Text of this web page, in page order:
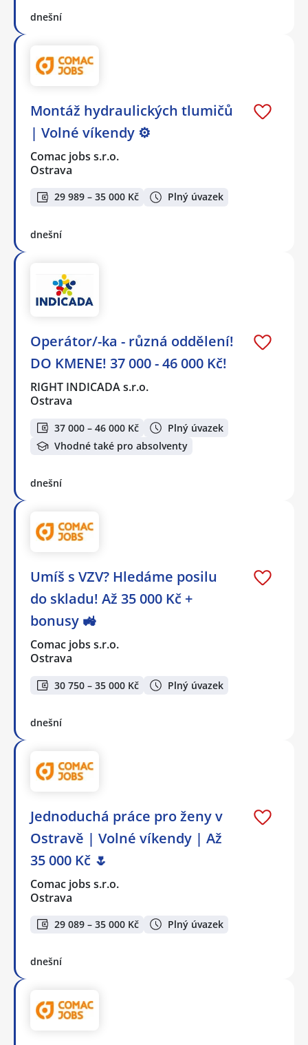
dnešní
Montáž hydraulických tlumičů
| Volné víkendy ⚙️
Comac jobs s.r.o.
Ostrava
29 989 – 35 000 Kč Plný úvazek
dnešní
Operátor/-ka - různá oddělení!
DO KMENE! 37 000 - 46 000 Kč!
RIGHT INDICADA s.r.o.
Ostrava
37 000 – 46 000 Kč
Plný úvazek
Vhodné také pro absolventy
dnešní
Umíš s VZV? Hledáme posilu
do skladu! Až 35 000 Kč +
bonusy 🚜
Comac jobs s.r.o.
Ostrava
30 750 – 35 000 Kč Plný úvazek
dnešní
Jednoduchá práce pro ženy v
Ostravě | Volné víkendy | Až
35 000 Kč 🌷
Comac jobs s.r.o.
Ostrava
29 089 – 35 000 Kč Plný úvazek
dnešní